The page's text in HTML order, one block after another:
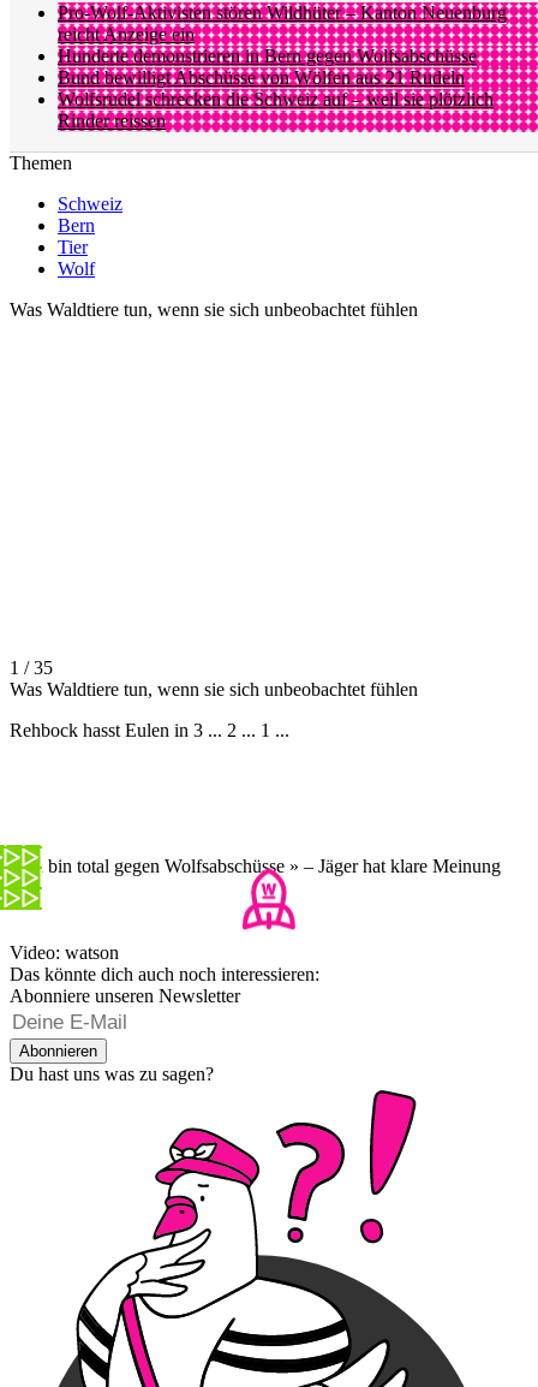
Pro-Wolf-Aktivisten stören Wildhüter – Kanton Neuenburg
reicht Anzeige ein
Hunderte demonstrieren in Bern gegen Wolfsabschüsse
Bund bewilligt Abschüsse von Wölfen aus 21 Rudeln
Wolfsrudel schrecken die Schweiz auf – weil sie plötzlich
Rinder reissen
Themen
Schweiz
Bern
Tier
Wolf
Was Waldtiere tun, wenn sie sich unbeobachtet fühlen
1 / 35
Was Waldtiere tun, wenn sie sich unbeobachtet fühlen
Rehbock hasst Eulen in 3 ... 2 ... 1 ...
«Ich bin total gegen Wolfsabschüsse » – Jäger hat klare Meinung
Video: watson
Das könnte dich auch noch interessieren:
Abonniere unseren Newsletter
Abonnieren
Du hast uns was zu sagen?